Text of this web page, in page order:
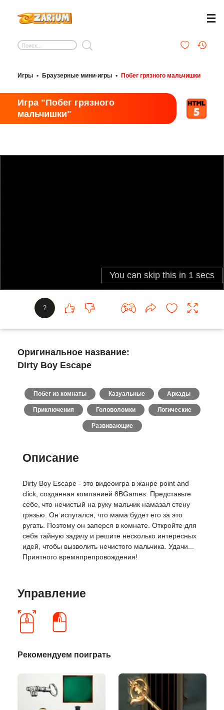
Игры • Браузерные мини-игры • Побег грязного мальчишки
Игра "Побег грязного
мальчишки"
?
Оригинальное название:
Dirty Boy Escape
Побег из комнаты Казуальные Аркады
Приключения Головоломки Логические
Развивающие
Описание
Dirty Boy Escape - это видеоигра в жанре point and
click, созданная компанией 8BGames. Представьте
себе, что нечистый на руку мальчик намазал стену
грязью. Он испугался, что мама будет его за это
ругать. Поэтому он заперся в комнате. Откройте для
себя тайную задачу и решите несколько интересных
идей, чтобы вызволить нечистого мальчика. Удачи...
Приятного времяпрепровождения!
Управление
Рекомендуем поиграть